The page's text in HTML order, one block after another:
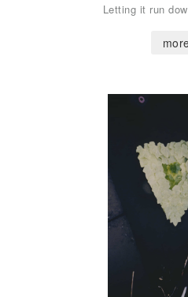
Letting it run